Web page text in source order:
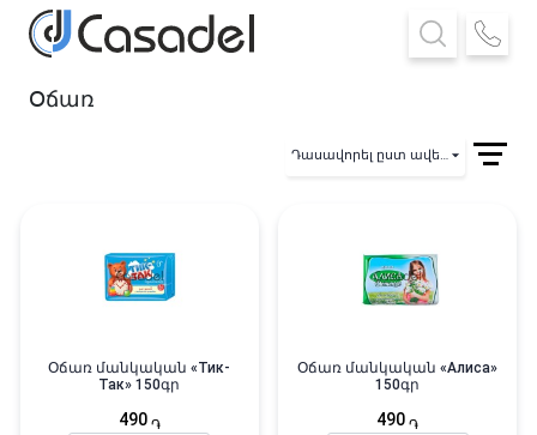
Օճառ
Դասավորել ըստ ավելացման
Օճառ մանկական «Тик-
Так» 150գր
490 ֏
Օճառ մանկական «Алиса»
150գր
490 ֏